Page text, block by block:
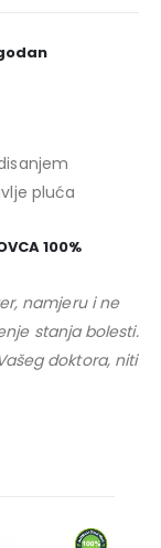
pluća
100%
namjeru i ne
stanja bolesti.
doktora, niti